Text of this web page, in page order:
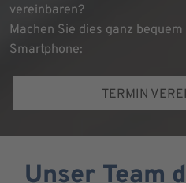
vereinbaren?
Machen Sie dies ganz
Smartphone:
TERMIN
Unser Team